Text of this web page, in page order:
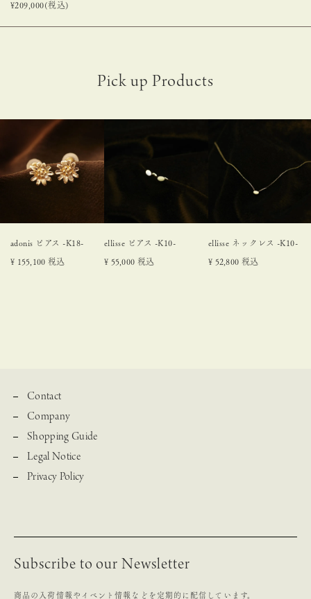
¥209,000(税込)
adonis ピアス -K18-
¥ 155,100 税込
ellisse ピアス -K10-
¥ 55,000 税込
ellisse ネックレス -K10-
¥ 52,800 税込
Subscribe to our Newsletter
商品の入荷情報やイベント情報などを定期的に配信しています。
Contact
Company
Shopping Guide
Legal Notice
Privacy Policy